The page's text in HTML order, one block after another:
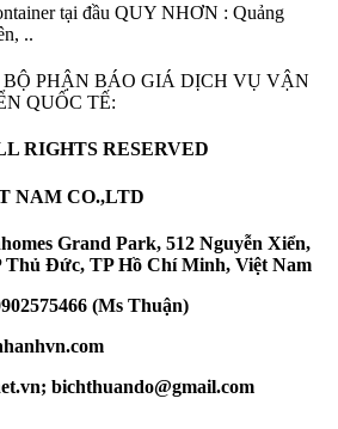
tại đầu QUY NHƠN : Quảng
..
PHẬN BÁO GIÁ DỊCH VỤ VẬN
QUỐC TẾ:
RIGHTS RESERVED
NAM CO.,LTD
Grand Park, 512 Nguyễn Xiển,
Thủ Đức, TP Hồ Chí Minh, Việt Nam
(Ms Thuận)
bichthuando@gmail.com